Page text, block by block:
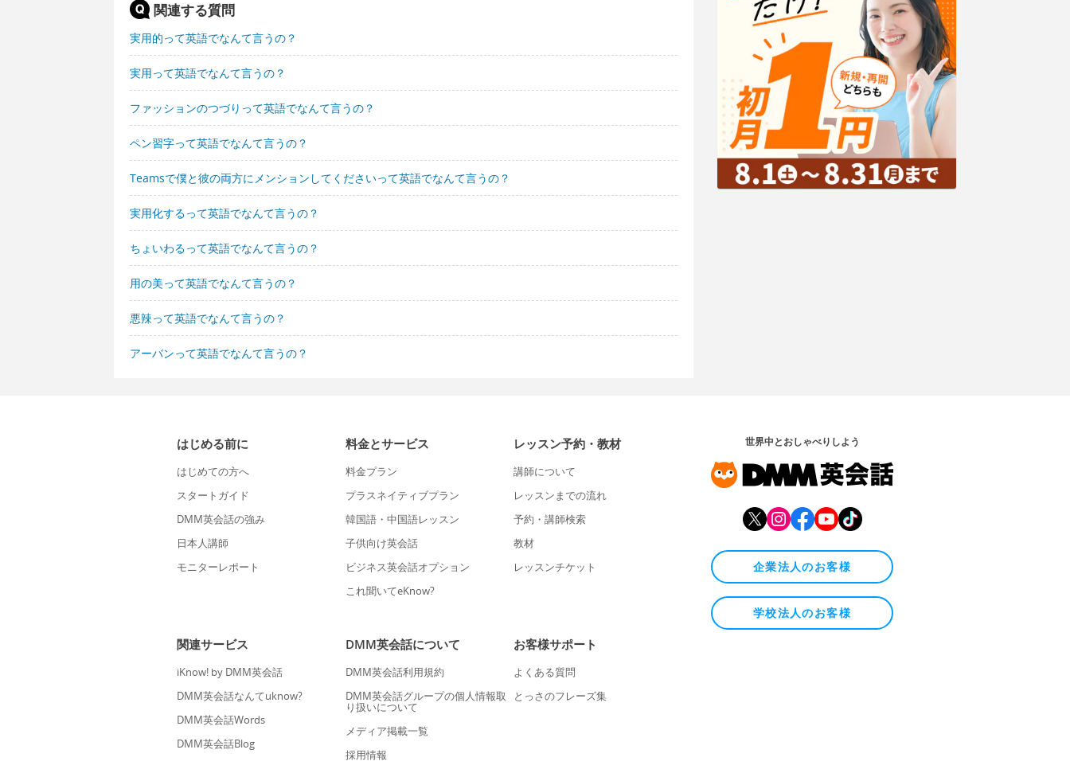
関連する質問
実用的って英語でなんて言うの？
実用って英語でなんて言うの？
ファッションのつづりって英語でなんて言うの？
ペン習字って英語でなんて言うの？
Teamsで僕と彼の両方にメンションしてくださいって英語でなんて言うの？
実用化するって英語でなんて言うの？
ちょいわるって英語でなんて言うの？
用の美って英語でなんて言うの？
悪辣って英語でなんて言うの？
アーバンって英語でなんて言うの？
はじめる前に
はじめての方へ
スタートガイド
DMM英会話の強み
日本人講師
モニターレポート
料金とサービス
料金プラン
プラスネイティブプラン
韓国語・中国語レッスン
子供向け英会話
ビジネス英会話オプション
これ聞いてeKnow?
レッスン予約・教材
講師について
レッスンまでの流れ
予約・講師検索
教材
レッスンチケット
関連サービス
iKnow! by DMM英会話
DMM英会話なんてuknow?
DMM英会話Words
DMM英会話Blog
DMM英会話について
DMM英会話利用規約
DMM英会話グループの個人情報取
り扱いについて
メディア掲載一覧
採用情報
お客様サポート
よくある質問
とっさのフレーズ集
世界中とおしゃべりしよう
企業法人のお客様
学校法人のお客様